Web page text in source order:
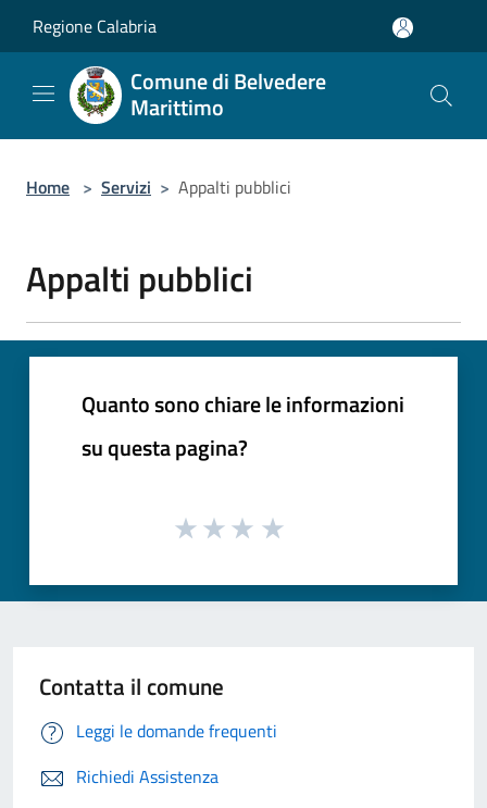
Regione Calabria
Comune di Belvedere
Marittimo
Home > Servizi > Appalti pubblici
Appalti pubblici
Quanto sono chiare le informazioni
su questa pagina?
Contatta il comune
Leggi le domande frequenti
Richiedi Assistenza